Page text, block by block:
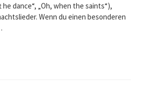
dance“, „Oh, when the saints“),
Wenn du einen besonderen